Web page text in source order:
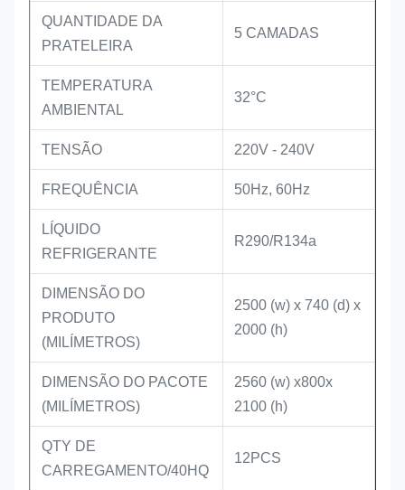
QUANTIDADE DA
PRATELEIRA
5 CAMADAS
TEMPERATURA
AMBIENTAL
32°C
TENSÃO 220V - 240V
FREQUÊNCIA 50Hz, 60Hz
LÍQUIDO
REFRIGERANTE
R290/R134a
DIMENSÃO DO
PRODUTO
(MILÍMETROS)
2500 (w) x 740 (d) x
2000 (h)
DIMENSÃO DO PACOTE
(MILÍMETROS)
2560 (w) x800x
2100 (h)
QTY DE
CARREGAMENTO/40HQ
12PCS